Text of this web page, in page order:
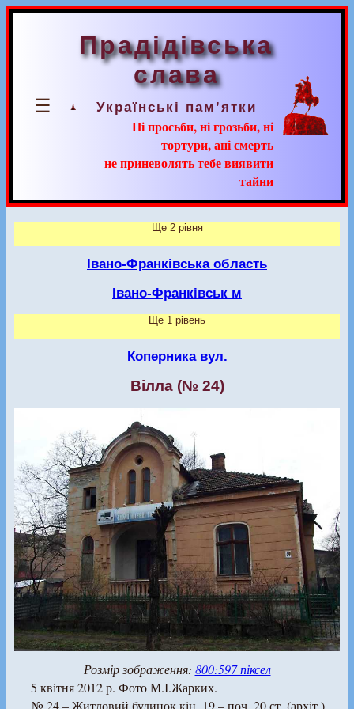
☰
Прадідівська
слава
Українські пам’ятки
Ні просьби, ні грозьби, ні
тортури, ані смерть
не приневолять тебе виявити
тайни
Ще 2 рівня
Івано-Франківська область
Івано-Франківськ м
Ще 1 рівень
Коперника вул.
Вілла (№ 24)
Розмір зображення: 800:597 піксел
5 квітня 2012 р. Фото М.І.Жарких.
№ 24 – Житловий будинок кін. 19 – поч. 20 ст. (архіт.)